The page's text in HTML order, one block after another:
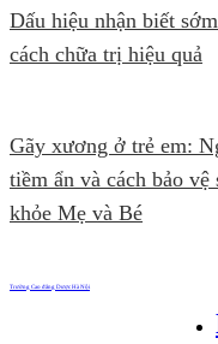
Dấu hiệu nhận biết
cách chữa trị hiệu quả
Gãy xương ở trẻ em:
tiềm ẩn và cách bảo vệ
khỏe Mẹ và Bé
Trường Cao đẳng Dược Hà Nội